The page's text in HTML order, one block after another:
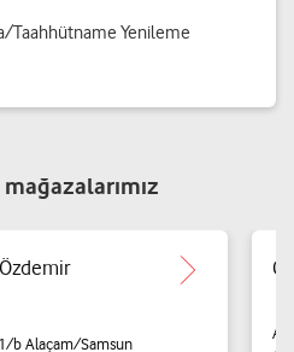
Taahhütname Yenileme
b Alaçam/Samsun